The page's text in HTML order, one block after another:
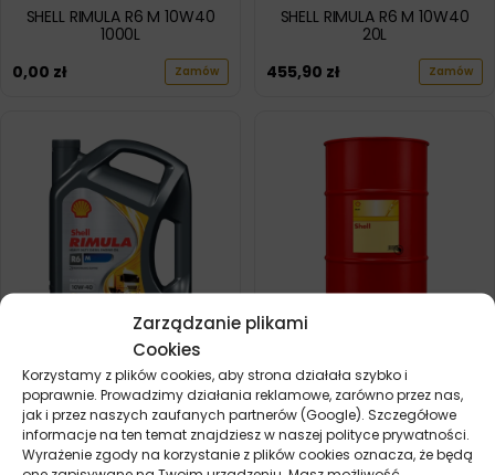
Zarządzanie plikami
Cookies
Korzystamy z plików cookies, aby strona działała szybko i
poprawnie. Prowadzimy działania reklamowe, zarówno przez nas,
jak i przez naszych zaufanych partnerów (Google). Szczegółowe
informacje na ten temat znajdziesz w naszej polityce prywatności.
Wyrażenie zgody na korzystanie z plików cookies oznacza, że będą
SHELL RIMULA R6 M 10W40
1000L
0,00 zł Zamów
SHELL RIMULA R6 M 10W40
20L
455,90 zł Zamów
SHELL RIMULA R6 M 10W40 4L
100,90zł Zamów
209L
3257,50zł Zamów